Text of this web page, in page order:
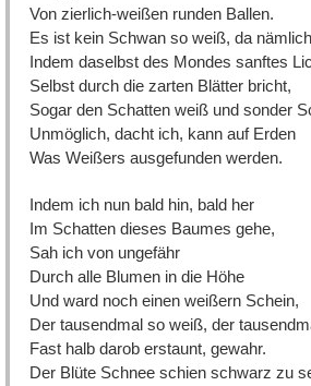
Von zierlich-weißen runden Ballen.
Es ist kein Schwan so weiß, da
Indem daselbst des Mondes sanftes
Selbst durch die zarten Blätter bricht,
Sogar den Schatten weiß und sonder
Unmöglich, dacht ich, kann auf Erden
Was Weißers ausgefunden werden.
Indem ich nun bald hin, bald her
Im Schatten dieses Baumes gehe,
Sah ich von ungefähr
Durch alle Blumen in die Höhe
Und ward noch einen weißern Schein,
Der tausendmal so weiß, der
Fast halb darob erstaunt, gewahr.
Der Blüte Schnee schien schwarz zu